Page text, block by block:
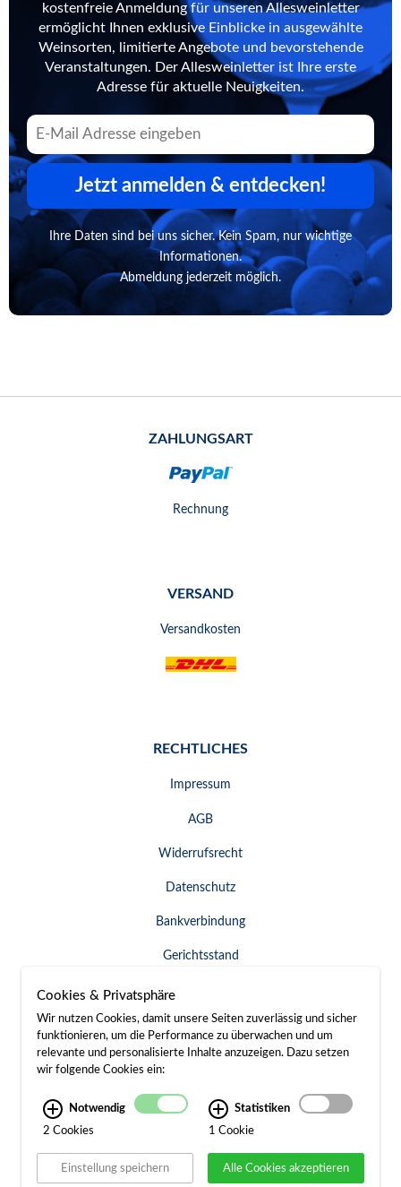
kostenfreie Anmeldung für unseren Allesweinletter
ermöglicht Ihnen exklusive Einblicke in ausgewählte
Weinsorten, limitierte Angebote und bevorstehende
Veranstaltungen. Der Allesweinletter ist Ihre erste
Adresse für aktuelle Neuigkeiten.
Jetzt anmelden & entdecken!
Ihre Daten sind bei uns sicher. Kein Spam, nur wichtige
Informationen.
Abmeldung jederzeit möglich.
ZAHLUNGSART
Rechnung
VERSAND
Versandkosten
RECHTLICHES
Impressum
AGB
Widerrufsrecht
Datenschutz
Bankverbindung
Gerichtsstand
Widerruf erklären
SERVICE & KONTAKT
Besuch / Anfahrt
Kontakt
Cookies & Privatsphäre
Wir nutzen Cookies, damit unsere Seiten zuverlässig und sicher
funktionieren, um die Performance zu überwachen und um
relevante und personalisierte Inhalte anzuzeigen. Dazu setzen
wir folgende Cookies ein:
Notwendig
2 Cookies
Statistiken
1 Cookie
Einstellung speichern Alle Cookies akzeptieren